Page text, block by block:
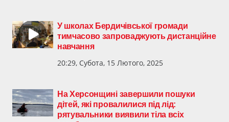
У школах Бердичівської громади
тимчасово запроваджують дистанційне
навчання
20:29, Субота, 15 Лютого, 2025
На Херсонщині завершили пошуки
дітей, які провалилися під лід:
рятувальники виявили тіла всіх